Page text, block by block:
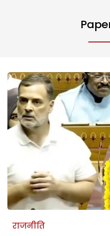
राजनीति